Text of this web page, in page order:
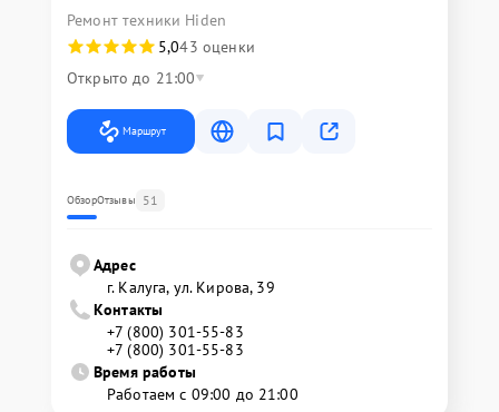
Ремонт техники Hiden
5,043 оценки
Открыто до 21:00
Маршрут
ОбзорОтзывы 51
Адрес
г. Калуга, ул. Кирова, 39
Контакты
+7 (800) 301-55-83
+7 (800) 301-55-83
Время работы
Работаем с 09:00 до 21:00